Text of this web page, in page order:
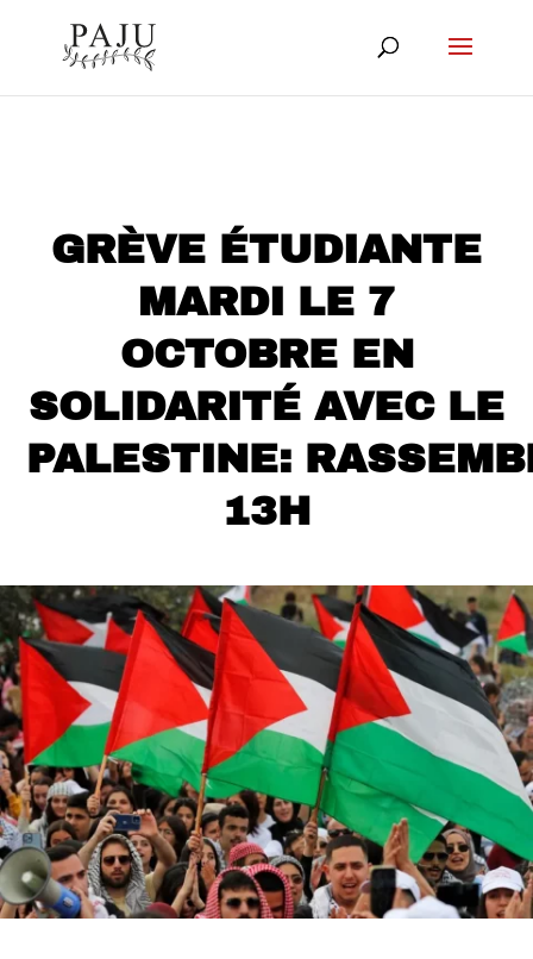
GRÈVE ÉTUDIANTE
MARDI LE 7
OCTOBRE EN
SOLIDARITÉ AVEC LE
PALESTINE:
13H